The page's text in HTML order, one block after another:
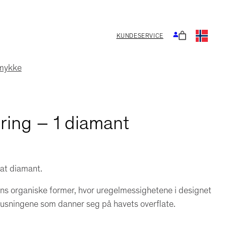
KUNDESERVICE
– 1 diamant
diamant.
organiske former, hvor uregelmessighetene i designet
som danner seg på havets overflate.